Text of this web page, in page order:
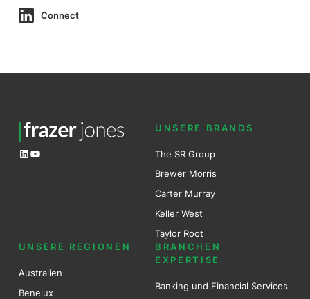
Connect
LinkedIn
YouTube
UNSERE BRANDS
The SR Group
Brewer Morris
Carter Murray
Keller West
Taylor Root
UNSERE REGIONEN
Australien
Benelux
BRANCHEN
EXPERTISE
Banking und Financial Services